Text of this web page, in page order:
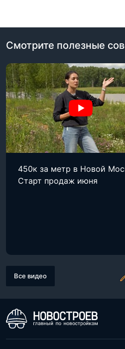
Смотрите полезные
450к за метр в Новой
Старт продаж июня
Все видео